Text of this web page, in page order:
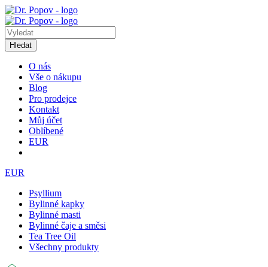
Hledat
O nás
Vše o nákupu
Blog
Pro prodejce
Kontakt
Můj účet
Oblíbené
EUR
EUR
Psyllium
Bylinné kapky
Bylinné masti
Bylinné čaje a směsi
Tea Tree Oil
Všechny produkty